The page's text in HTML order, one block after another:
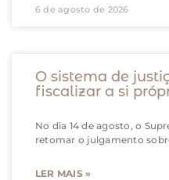
6 de agosto de 2026
O sistema de
fiscalizar a si
No dia 14 de agosto, o
retomar o julgamento
LER MAIS »